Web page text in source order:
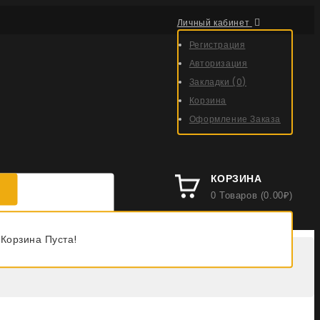
Личный кабинет
Регистрация
Авторизация
Закладки (0)
Корзина
Оформление Заказа
КОРЗИНА
0 Товаров (0.00₽)
Пуста!